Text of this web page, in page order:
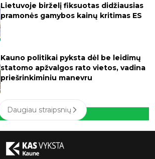
Lietuvoje birželį fiksuotas didžiausias
pramonės gamybos kainų kritimas ES
Kauno politikai pyksta dėl be leidimų
statomo apžvalgos rato vietos, vadina
priešrinkiminiu manevru
Daugiau straipsnių